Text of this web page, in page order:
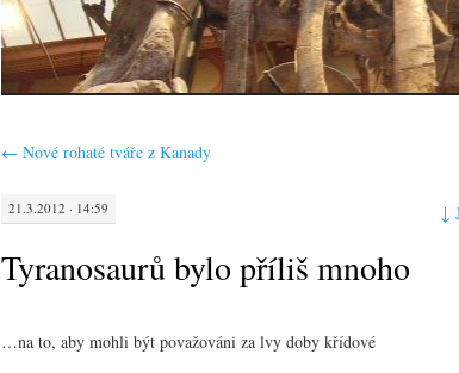
← Nové rohaté tváře z Kanady
21.3.2012 · 14:59 ↓
Tyranosaurů bylo příliš mnoho
…na to, aby mohli být považováni za lvy doby křídové